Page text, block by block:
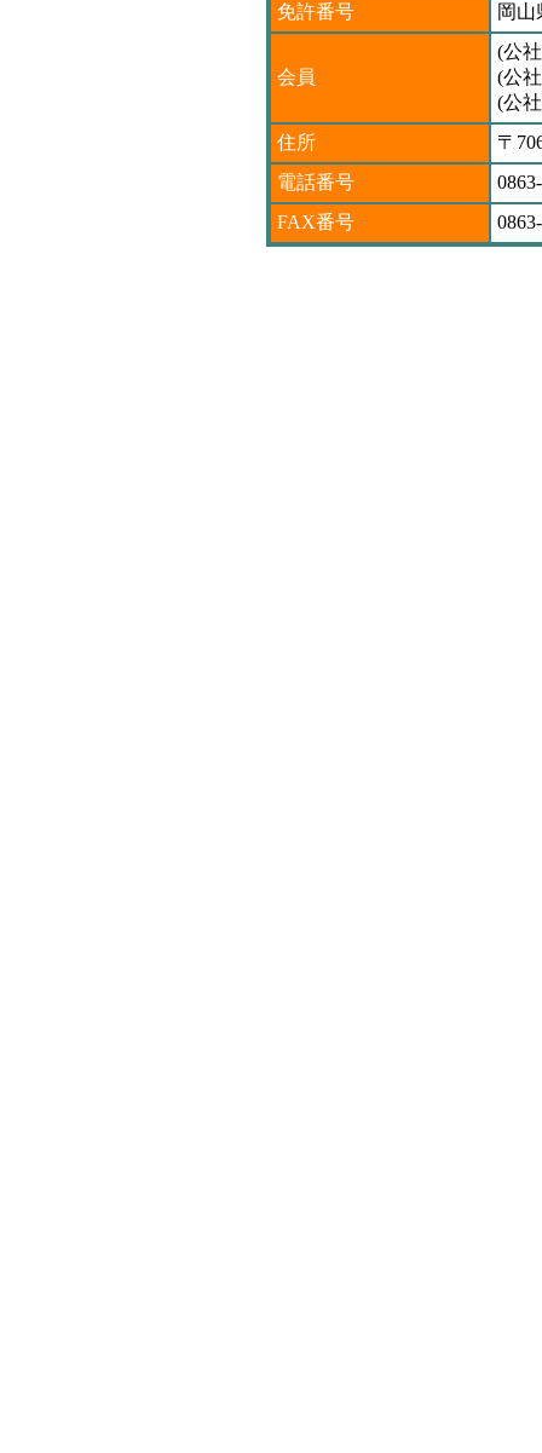
免許番号
岡山
会員
(公
(公
(公
住所
〒
電話番号
FAX番号